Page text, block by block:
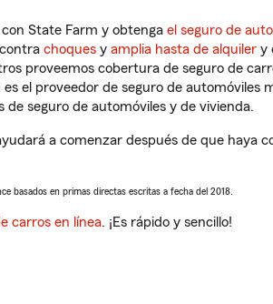
State Farm y obtenga el seguro de
contra choques y amplia hasta de alquiler y
proveemos cobertura de seguro de
el proveedor de seguro de automóviles
de seguro de automóviles y de vivienda.
a comenzar después de que haya
basados en primas directas escritas a fecha del 2018.
carros en línea. ¡Es rápido y sencillo!